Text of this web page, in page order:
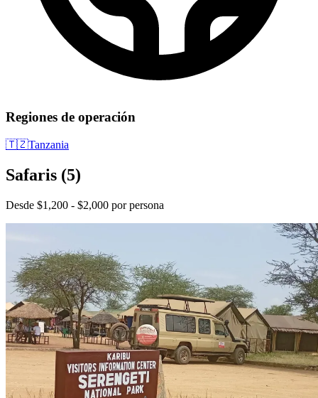
Regiones de operación
🇹🇿Tanzania
Safaris (5)
Desde $1,200 - $2,000 por persona